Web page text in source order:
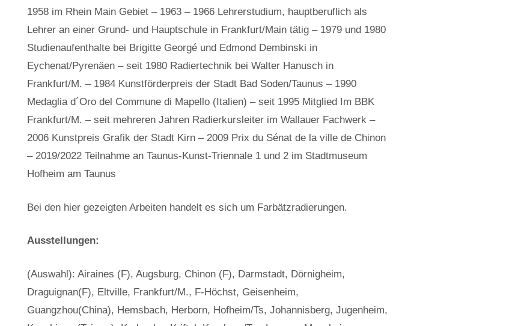
1958 im Rhein Main Gebiet – 1963 – 1966 Lehrerstudium, hauptberuflich als
Lehrer an einer Grund- und Hauptschule in Frankfurt/Main tätig – 1979 und 1980
Studienaufenthalte bei Brigitte Georgé und Edmond Dembinski in
Eychenat/Pyrenäen – seit 1980 Radiertechnik bei Walter Hanusch in
Frankfurt/M. – 1984 Kunstförderpreis der Stadt Bad Soden/Taunus – 1990
Medaglia d´Oro del Commune di Mapello (Italien) – seit 1995 Mitglied Im BBK
Frankfurt/M. – seit mehreren Jahren Radierkursleiter im Wallauer Fachwerk –
2006 Kunstpreis Grafik der Stadt Kirn – 2009 Prix du Sénat de la ville de Chinon
– 2019/2022 Teilnahme an Taunus-Kunst-Triennale 1 und 2 im Stadtmuseum
Hofheim am Taunus
Bei den hier gezeigten Arbeiten handelt es sich um Farbätzradierungen.
Ausstellungen:
(Auswahl): Airaines (F), Augsburg, Chinon (F), Darmstadt, Dörnigheim,
Draguignan(F), Eltville, Frankfurt/M., F-Höchst, Geisenheim,
Guangzhou(China), Hemsbach, Herborn, Hofheim/Ts, Johannisberg, Jugenheim,